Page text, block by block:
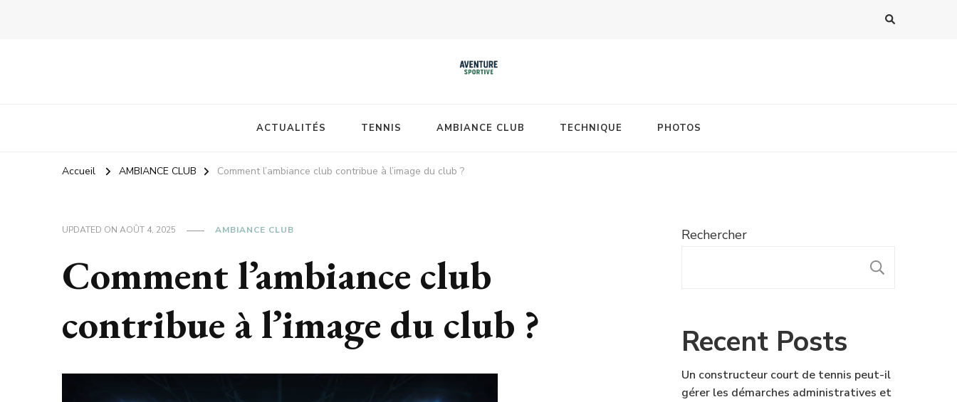
ACTUALITÉS TENNIS AMBIANCE CLUB TECHNIQUE PHOTOS
Accueil AMBIANCE CLUB Comment l’ambiance club contribue à l’image du club ?
UPDATED ON AOÛT 4, 2025 AMBIANCE CLUB
Comment l’ambiance club
contribue à l’image du club ?
Rechercher
Recent Posts
Un constructeur court de tennis peut-il
gérer les démarches administratives et